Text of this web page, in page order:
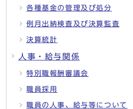
各種基金の管理及び処分
例月出納検査及び決算監査
決算統計
人事・給与関係
特別職報酬審議会
職員採用
職員の人事、給与等について